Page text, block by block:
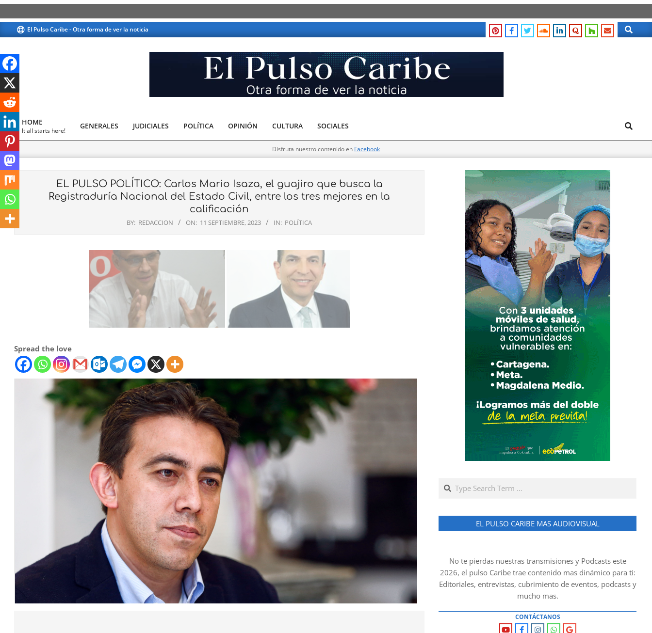
to
El Pulso Caribe - Otra forma de ver la noticia Search
El
Caribe
Primary
Navigation
Menu
HOME
It all starts here!
GENERALES JUDICIALES POLÍTICA OPINIÓN CULTURA SOCIALES Search
Disfruta nuestro contenido en Facebook
EL PULSO POLÍTICO: Carlos Mario Isaza, el guajiro que busca la
Registraduría Nacional del Estado Civil, entre los tres mejores en la
calificación
BY: REDACCION ON: 11 SEPTIEMBRE, 2023 IN: POLÍTICA
Spread the love
Search
EL PULSO CARIBE MAS AUDIOVISUAL
No te pierdas nuestras transmisiones y Podcasts este
2026, el pulso Caribe trae contenido mas dinámico para ti:
Editoriales, entrevistas, cubrimiento de eventos, podcasts y
mucho mas.
CONTÁCTANOS